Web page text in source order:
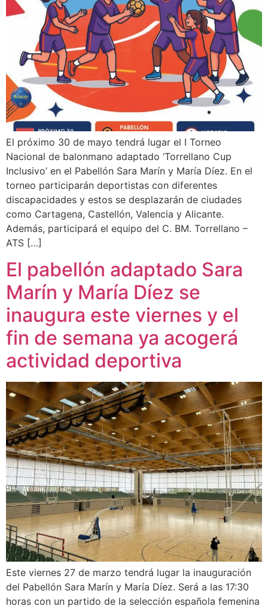
El próximo 30 de mayo tendrá lugar el I Torneo
Nacional de balonmano adaptado ‘Torrellano Cup
Inclusivo’ en el Pabellón Sara Marín y María Díez. En el
torneo participarán deportistas con diferentes
discapacidades y estos se desplazarán de ciudades
como Cartagena, Castellón, Valencia y Alicante.
Además, participará el equipo del C. BM. Torrellano –
ATS […]
El pabellón adaptado Sara
Marín y María Díez se
inaugura este viernes y el
fin de semana ya acogerá
actividad deportiva
Este viernes 27 de marzo tendrá lugar la inauguración
del Pabellón Sara Marín y María Díez. Será a las 17:30
horas con un partido de la selección española femenina